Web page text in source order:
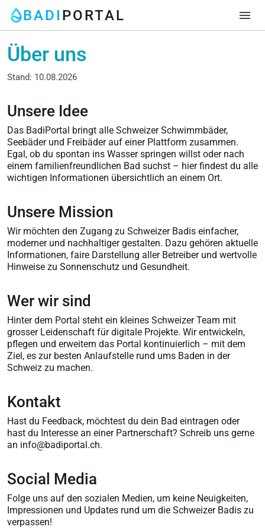
BADI PORTAL menu
Über uns
Stand: 10.08.2026
Unsere Idee
Das BadiPortal bringt alle Schweizer Schwimmbäder,
Seebäder und Freibäder auf einer Plattform zusammen.
Egal, ob du spontan ins Wasser springen willst oder nach
einem familienfreundlichen Bad suchst – hier findest du alle
wichtigen Informationen übersichtlich an einem Ort.
Unsere Mission
Wir möchten den Zugang zu Schweizer Badis einfacher,
moderner und nachhaltiger gestalten. Dazu gehören aktuelle
Informationen, faire Darstellung aller Betreiber und wertvolle
Hinweise zu Sonnenschutz und Gesundheit.
Wer wir sind
Hinter dem Portal steht ein kleines Schweizer Team mit
grosser Leidenschaft für digitale Projekte. Wir entwickeln,
pflegen und erweitern das Portal kontinuierlich – mit dem
Ziel, es zur besten Anlaufstelle rund ums Baden in der
Schweiz zu machen.
Kontakt
Hast du Feedback, möchtest du dein Bad eintragen oder
hast du Interesse an einer Partnerschaft? Schreib uns gerne
an info@badiportal.ch.
Social Media
Folge uns auf den sozialen Medien, um keine Neuigkeiten,
Impressionen und Updates rund um die Schweizer Badis zu
verpassen!